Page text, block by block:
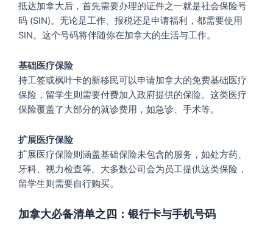
抵达加拿大后，首先需要办理的证件之一就是社会保险号
码 (SIN)。无论是工作、报税还是申请福利，都需要使用
SIN。这个号码将伴随你在加拿大的生活与工作。
基础医疗保险
持工签或枫叶卡的新移民可以申请加拿大的免费基础医疗
保险，留学生则需要付费加入政府提供的保险。这类医疗
保险覆盖了大部分的就诊费用，如急诊、手术等。
扩展医疗保险
扩展医疗保险则涵盖基础保险未包含的服务，如处方药、
牙科、视力检查等。大多数公司会为员工提供这类保险，
留学生则需要自行购买。
加拿大必备清单之四：银行卡与手机号码